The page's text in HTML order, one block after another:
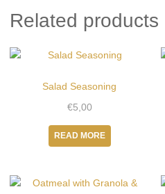
Related products
Salad Seasoning
€5,00
READ MORE